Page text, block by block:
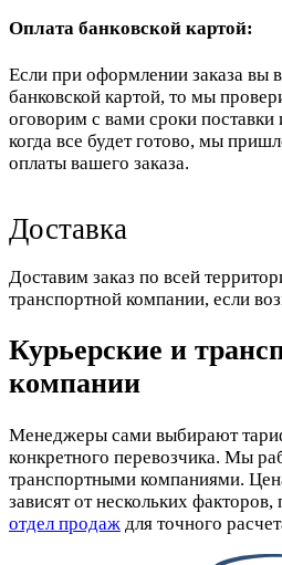
Оплата банковской картой:
Если при оформлении заказа вы
банковской картой, то мы
оговорим с вами сроки поставки
когда все будет готово, мы
оплаты вашего заказа.
Доставка
Доставим заказ по всей
транспортной компании, если
Курьерские и
компании
Менеджеры сами выбирают
конкретного перевозчика. Мы
транспортными компаниями.
зависят от нескольких факторов,
отдел продаж для точного